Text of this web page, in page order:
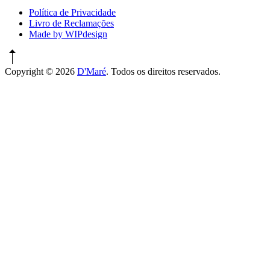
Política de Privacidade
Livro de Reclamações
Made by WIPdesign
Copyright © 2026 D'Maré. Todos os direitos reservados.